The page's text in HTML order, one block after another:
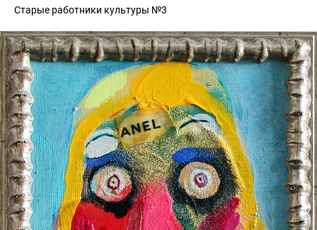
Старые работники культуры №3